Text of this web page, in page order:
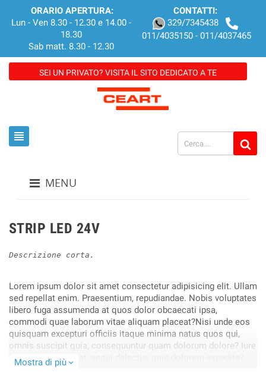
ORARIO APERTURA:
Lun - Ven 8.30 - 12.30 e 14.00 -
18.30
Sab matt. 8.30 - 12.30
CONTATTI:
329/7345438
011/4035150 - 011/4037465
SEI UN PRIVATO? VISITA IL SITO DEDICATO A TE
view_headline
MENU
STRIP LED 24V
Descrizione corta.
Lorem ipsum dolor sit amet consectetur adipisicing elit. Ullam
sed repellat enim. Praesentium, repudiandae. Nobis voluptates
libero fuga assumenda at quos dolor obcaecati ipsa,
commodi quae laborum vitae aliquam placeat?Nisi unde eos
quisquam excepturi officiis itaque minima natus quos qui,
omnis suscipit quia, consequuntur quam dolorum dolore? Iure
harum architecto at, sequi delectus quia dolorem expedita?
Obcaecati, cupiditate blanditiis!.
Mostra di più expand_more